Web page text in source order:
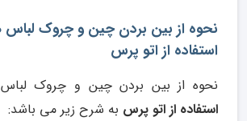
نحوه از بین بردن چین و چروک لباس
استفاده از اتو پرس
نحوه از بین بردن چین و چروک
استفاده از اتو پرس به شرح زیر می باشد: